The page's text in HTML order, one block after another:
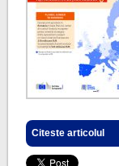
Citeste articolul